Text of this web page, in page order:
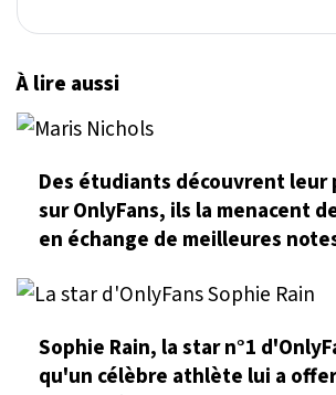
À lire aussi
Des étudiants découvrent leur
sur OnlyFans, ils la menacent
en échange de meilleures
Sophie Rain, la star n°1
qu'un célèbre athlète lui a